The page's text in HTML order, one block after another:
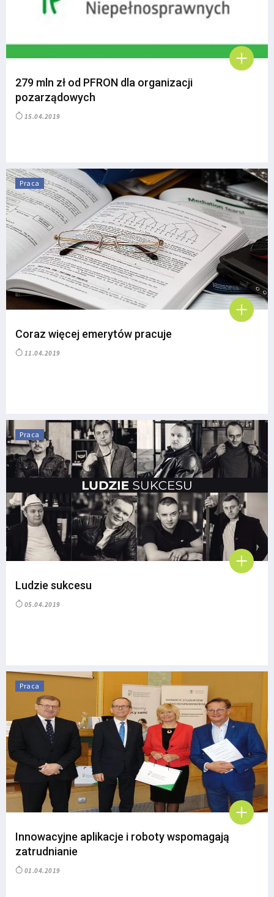
279 mln zł od PFRON dla organizacji
pozarządowych
15.04.2019
Praca
Coraz więcej emerytów pracuje
11.04.2019
Praca
Ludzie sukcesu
05.04.2019
Praca
Innowacyjne aplikacje i roboty wspomagają
zatrudnianie
01.04.2019